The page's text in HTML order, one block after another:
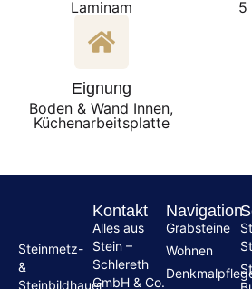
Laminam
5
Eignung
Boden & Wand Innen,
Küchenarbeitsplatte
Steinmetz-
&
Steinbildhauer
Kontakt
Alles aus
Stein –
Schlereth
GmbH & Co.
Navigation
Grabsteine
Wohnen